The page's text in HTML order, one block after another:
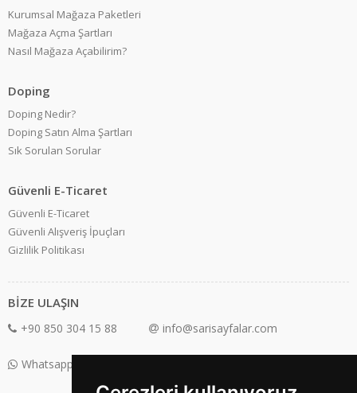
Kurumsal Mağaza Paketleri
Mağaza Açma Şartları
Nasıl Mağaza Açabilirim?
Doping
Doping Nedir?
Doping Satın Alma Şartları
Sık Sorulan Sorular
Güvenli E-Ticaret
Güvenli E-Ticaret
Güvenli Alışveriş İpuçları
Gizlilik Politikası
BİZE ULAŞIN
+90 850 304 15 88 info@sarisayfalar.com
Whatsapp Destek: +90 850 304 15 88